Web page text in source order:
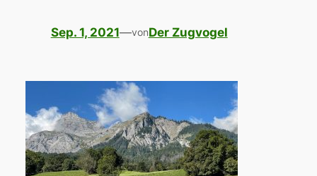
Sep. 1, 2021—vonDer Zugvogel